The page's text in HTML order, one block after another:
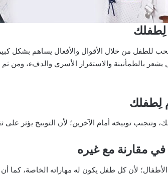
للطفل من خلال الأقوال والأفعال يساهم بشكل
بالطمأنينة والاستقرار الأسري والدفء، ومن ثم
توبيخه أمام الآخرين؛ لأن التوبيخ يؤثر على
لأن كل طفل يكون له مهاراته الخاصة، كما